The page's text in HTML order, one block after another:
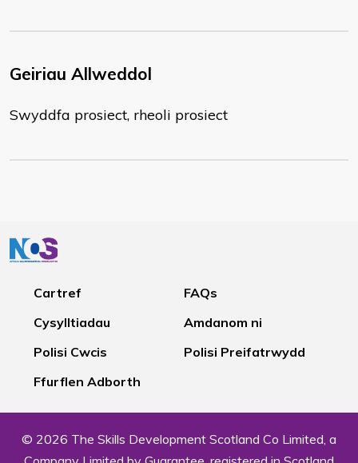
Geiriau Allweddol
Swyddfa prosiect, rheoli prosiect
Cartref
FAQs
Cysylltiadau
Amdanom ni
Polisi Cwcis
Polisi Preifatrwydd
Ffurflen Adborth
© 2026 The Skills Development Scotland Co Limited, a